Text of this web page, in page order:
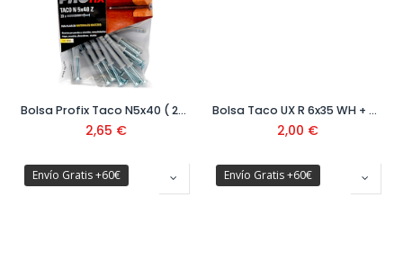
Bolsa Profix Taco N5x40 ( 20 uds) ref.518042
2,65 €
Bolsa Taco UX R 6x35 WH + Alcayata / 6BP New Gen ( 6uds) ref.513458
2,00 €
Envío Gratis +60€ Envío Gratis +60€